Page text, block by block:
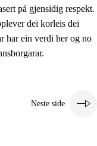
på gjensidig respekt.
dei korleis dei
har ein verdi her og no
Neste side